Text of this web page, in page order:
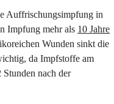
Auffrischungsimpfung in
Impfung mehr als 10 Jahre
Wunden sinkt die
da Impfstoffe am
nach der